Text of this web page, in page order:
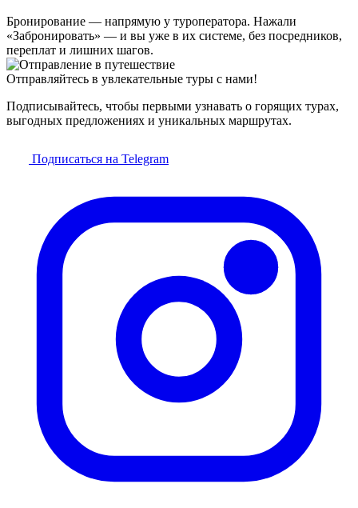
Бронирование — напрямую у туроператора. Нажали
«Забронировать» — и вы уже в их системе, без посредников,
переплат и лишних шагов.
Отправляйтесь в увлекательные туры с нами!
Подписывайтесь, чтобы первыми узнавать о горящих турах,
выгодных предложениях и уникальных маршрутах.
Подписаться на Telegram